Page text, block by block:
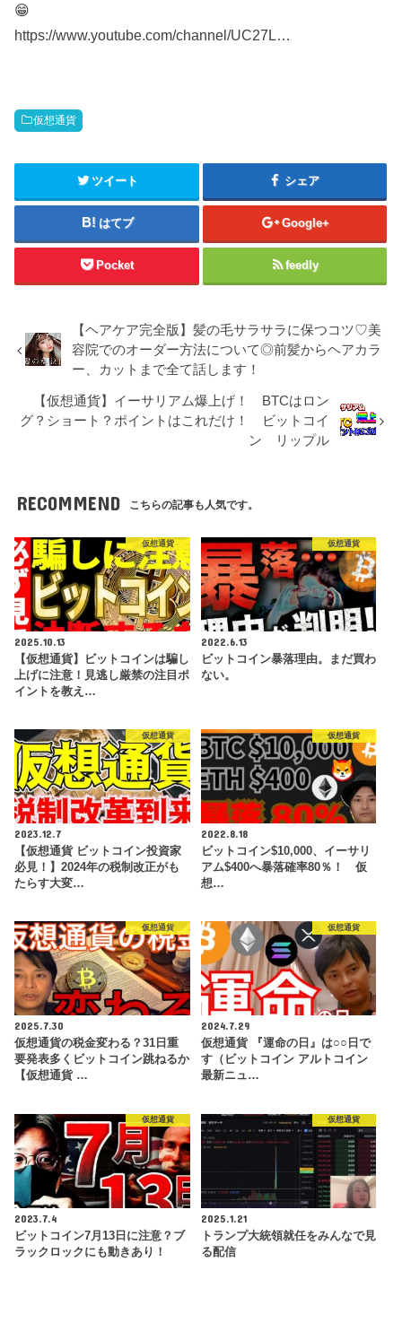
😁
https://www.youtube.com/channel/UC27L…
仮想通貨
ツイート シェア
はてブ Google+
Pocket feedly
【ヘアケア完全版】髪の毛サラサラに保つコツ♡美
容院でのオーダー方法について◎前髪からヘアカラ
ー、カットまで全て話します！
【仮想通貨】イーサリアム爆上げ！ BTCはロン
グ？ショート？ポイントはこれだけ！ ビットコイ
ン リップル
RECOMMEND こちらの記事も人気です。
仮想通貨
2025.10.13
【仮想通貨】ビットコインは騙し
上げに注意！見逃し厳禁の注目ポ
イントを教え…
仮想通貨
2022.6.13
ビットコイン暴落理由。まだ買わ
ない。
仮想通貨
2023.12.7
【仮想通貨 ビットコイン投資家
必見！】2024年の税制改正がも
たらす大変…
仮想通貨
2022.8.18
ビットコイン$10,000、イーサリ
アム$400へ暴落確率80％！ 仮
想…
仮想通貨
2025.7.30
仮想通貨の税金変わる？31日重
要発表多くビットコイン跳ねるか
【仮想通貨 …
仮想通貨
2024.7.29
仮想通貨 『運命の日』は○○日で
す（ビットコイン アルトコイン
最新ニュ…
仮想通貨
2023.7.4
ビットコイン7月13日に注意？ブ
ラックロックにも動きあり！
仮想通貨
2025.1.21
トランプ大統領就任をみんなで見
る配信